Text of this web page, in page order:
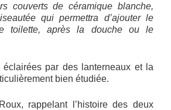
couverts de céramique blanche,
qui permettra d’ajouter le
toilette, après la douche ou le
éclairées par des lanterneaux et la
bien étudiée.
rappelant l’histoire des deux